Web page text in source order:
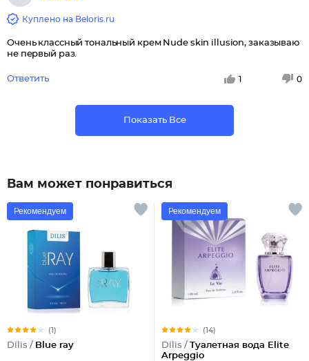
Куплено на Beloris.ru
Очень классный тональный крем Nude skin illusion, заказываю
не первый раз.
Ответить 1 0
Показать Все
Вам может понравиться
Рекомендуем
(1)
Dilis / Blue ray
Рекомендуем
(14)
Dilis / Туалетная вода Elite
Arpeggio